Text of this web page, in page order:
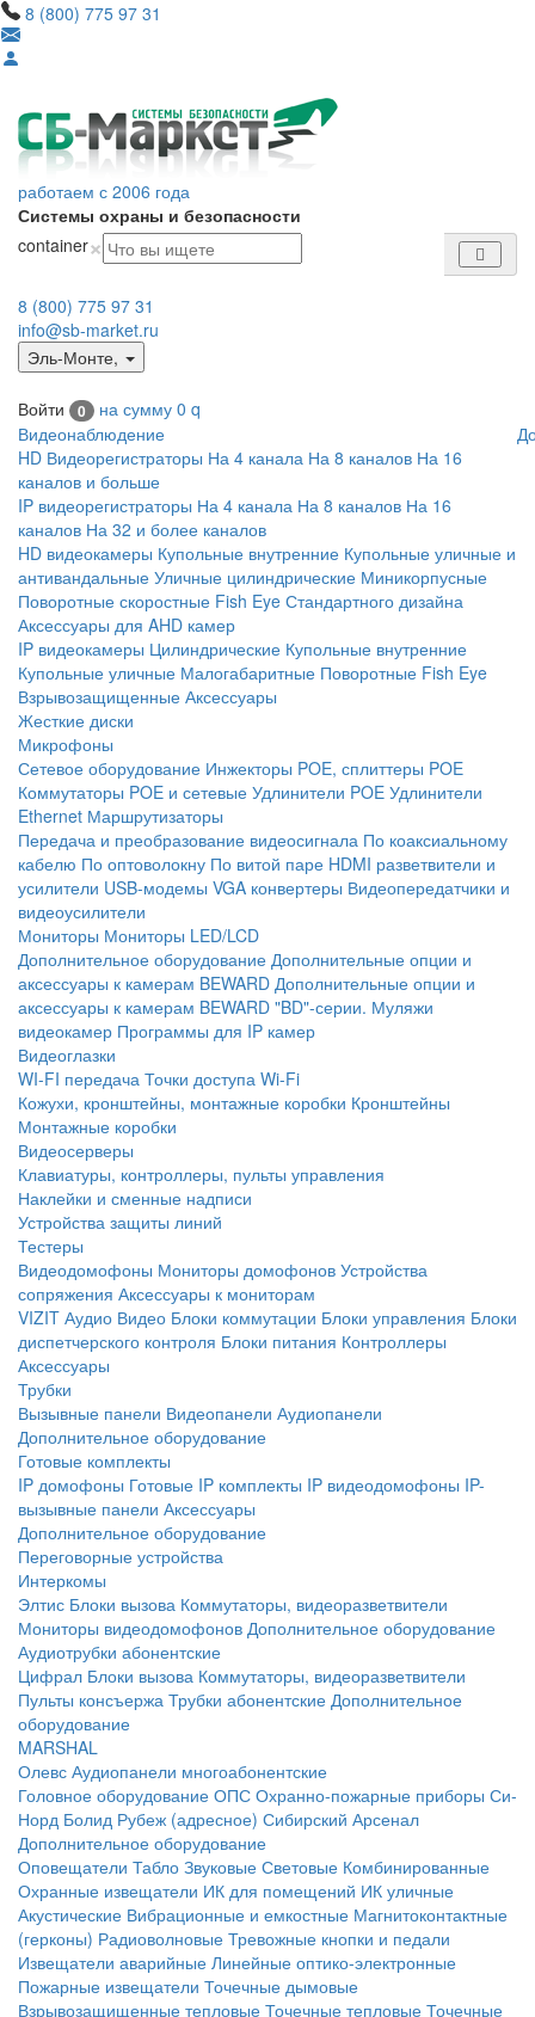
8 (800) 775 97 31
работаем с 2006 года
Системы охраны и безопасности
container×
8 (800) 775 97 31
info@sb-market.ru
Эль-Монте,
Войти 0 на сумму 0 q
Видеонаблюдение
HD Видеорегистраторы На 4 канала На 8 каналов На 16
каналов и больше
IP видеорегистраторы На 4 канала На 8 каналов На 16
каналов На 32 и более каналов
HD видеокамеры Купольные внутренние Купольные уличные и
антивандальные Уличные цилиндрические Миникорпусные
Поворотные скоростные Fish Eye Стандартного дизайна
Аксессуары для AHD камер
IP видеокамеры Цилиндрические Купольные внутренние
Купольные уличные Малогабаритные Поворотные Fish Eye
Взрывозащищенные Аксессуары
Жесткие диски
Микрофоны
Сетевое оборудование Инжекторы POE, сплиттеры POE
Коммутаторы POE и сетевые Удлинители POE Удлинители
Ethernet Маршрутизаторы
Передача и преобразование видеосигнала По коаксиальному
кабелю По оптоволокну По витой паре HDMI разветвители и
усилители USB-модемы VGA конвертеры Видеопередатчики и
видеоусилители
Мониторы Мониторы LED/LCD
Дополнительное оборудование Дополнительные опции и
аксессуары к камерам BEWARD Дополнительные опции и
аксессуары к камерам BEWARD "BD"-серии. Муляжи
видеокамер Программы для IP камер
Видеоглазки
WI-FI передача Точки доступа Wi-Fi
Кожухи, кронштейны, монтажные коробки Кронштейны
Монтажные коробки
Видеосерверы
Клавиатуры, контроллеры, пульты управления
Наклейки и сменные надписи
Устройства защиты линий
Тестеры
Видеодомофоны Мониторы домофонов Устройства
сопряжения Аксессуары к мониторам
VIZIT Аудио Видео Блоки коммутации Блоки управления Блоки
диспетчерского контроля Блоки питания Контроллеры
Аксессуары
Трубки
Вызывные панели Видеопанели Аудиопанели
Дополнительное оборудование
Готовые комплекты
IP домофоны Готовые IP комплекты IP видеодомофоны IP-
вызывные панели Аксессуары
Дополнительное оборудование
Переговорные устройства
Интеркомы
Элтис Блоки вызова Коммутаторы, видеоразветвители
Мониторы видеодомофонов Дополнительное оборудование
Аудиотрубки абонентские
Цифрал Блоки вызова Коммутаторы, видеоразветвители
Пульты консъержа Трубки абонентские Дополнительное
оборудование
MARSHAL
Олевс Аудиопанели многоабонентские
Головное оборудование ОПС Охранно-пожарные приборы Си-
Норд Болид Рубеж (адресное) Сибирский Арсенал
Дополнительное оборудование
Оповещатели Табло Звуковые Световые Комбинированные
Охранные извещатели ИК для помещений ИК уличные
Акустические Вибрационные и емкостные Магнитоконтактные
(герконы) Радиоволновые Тревожные кнопки и педали
Извещатели аварийные Линейные оптико-электронные
Пожарные извещатели Точечные дымовые
Взрывозащищенные тепловые Точечные тепловые Точечные